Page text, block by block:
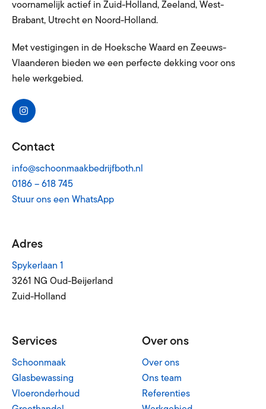
voornamelijk actief in Zuid-Holland, Zeeland, West-
Brabant, Utrecht en Noord-Holland.
Met vestigingen in de Hoeksche Waard en Zeeuws-
Vlaanderen bieden we een perfecte dekking voor ons
hele werkgebied.
Contact
info@schoonmaakbedrijfboth.nl
0186 – 618 745
Stuur ons een WhatsApp
Adres
Spykerlaan 1
3261 NG Oud-Beijerland
Zuid-Holland
Services
Schoonmaak
Glasbewassing
Vloeronderhoud
Over ons
Over ons
Ons team
Referenties